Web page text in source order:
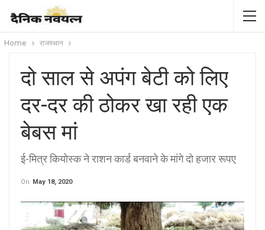
Home राजस्थान
दो साल से अपंग बेटी को लिए
दर-दर की ठोकर खा रही एक
बेबस मां
ई-मित्र कियोस्क ने राशन कार्ड बनवाने के मांगे दो हजार रूपए
On May 18, 2020